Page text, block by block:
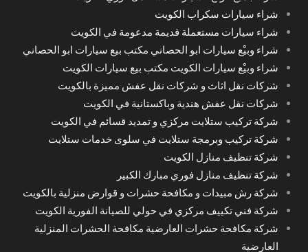
شراء سيارات سكراب الكويت
شراء سيارات مستعملة قديمة مدعومة في الكويت
شراء وبيْع سيارات ابو الحصاني مكتب بيع سيارات ابو الحصاني
شراء وبيْع سيارات الكويت مكتب بيع سيارات الكويت
شركات نقل اثاث و شركات نقل عفش مميزة بالكويت
شركات نقل عفش هندية وباكستانية في الكويت
شركة تركيب ستلايت مركزي و تمديد قسائم في الكويت
شركة تركيب وبرمجة ستلايت في سلوى خدمات ستلايت
شركة تنظيف منازل الكويت
شركة تنظيف منازل فوري مبارك الكبير
شركة رش مبيدات و مكافحة حشرات و قوارض منزلية بالكويت
شركة فني تكييف مركزي في حولي للصيانة الفورية الكويت
شركة مكافحة حشرات العارضية مكافحة الحشرات المنزلية
العارضية